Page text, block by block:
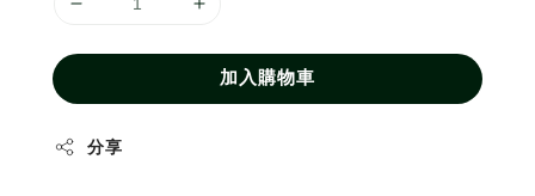
加入購物車
分享